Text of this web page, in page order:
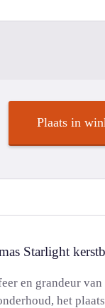
Plaats in
Starlight
en grandeur
het